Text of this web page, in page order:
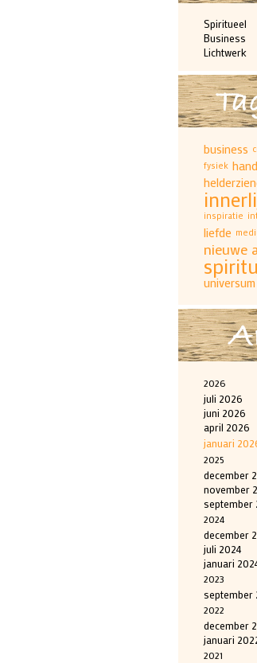
Spiritueel
Business
Lichtwerk
business
fysiek
inspiratie
liefde
nieuwe
universum
2026
juli 2026
juni 2026
april 2026
januari
2025
december
november
september
2024
december
juli 2024
januari
2023
september
2022
december
januari
2021